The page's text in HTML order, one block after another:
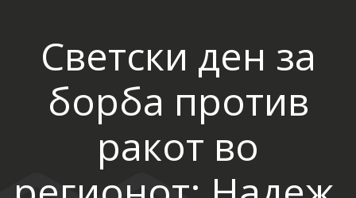
Светски ден за
борба против
ракот во